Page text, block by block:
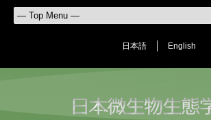
日本語 English